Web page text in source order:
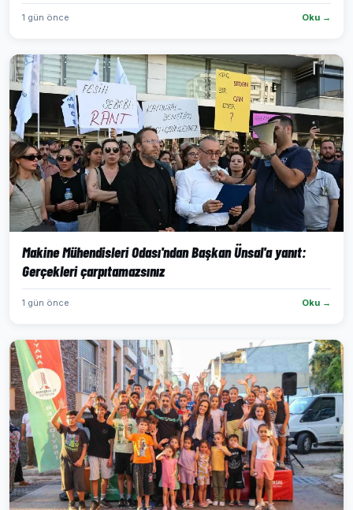
1 gün önce Oku →
Makine Mühendisleri Odası'ndan Başkan Ünsal'a yanıt:
Gerçekleri çarpıtamazsınız
1 gün önce Oku →